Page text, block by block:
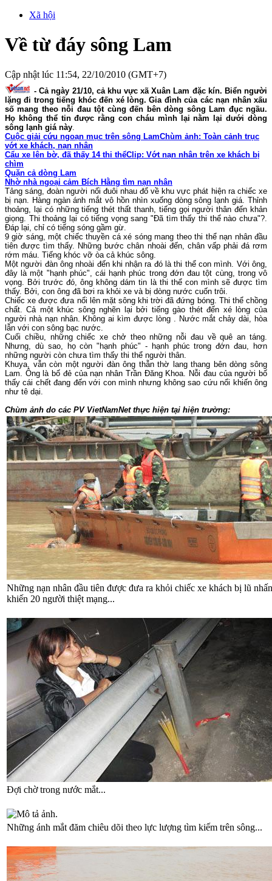
Xã hội
Về từ đáy sông Lam
Cập nhật lúc 11:54, 22/10/2010 (GMT+7)
- Cả ngày 21/10, cả khu vực xã Xuân Lam đặc kín. Biển người
lặng đi trong tiếng khóc đến xé lòng. Gia đình của các nạn nhân xấu
số mang theo nỗi đau tột cùng đến bên dòng sông Lam đục ngầu.
Họ không thể tin được rằng con cháu mình lại nằm lại dưới dòng
sông lạnh giá này
Cuộc giải cứu ngoạn mục trên sông LamChùm ảnh: Toàn cảnh trục
vớt xe khách, nạn nhân
Cẩu xe lên bờ, đã thấy 14 thi thểClip: Vớt nạn nhân trên xe khách bị
chìm
Quặn cả dòng Lam
Nhờ nhà ngoại cảm Bích Hằng tìm nạn nhân
Tảng sáng, đoàn người nối đuôi nhau đổ về khu vực phát hiện ra chiếc xe
bị nạn. Hàng ngàn ánh mắt vô hồn nhìn xuống dòng sông lạnh giá. Thỉnh
thoảng, lại có những tiếng thét thất thanh, tiếng gọi người thân đến khản
giọng. Thi thoảng lại có tiếng vọng sang "Đã tìm thấy thi thể nào chưa"?.
Đáp lại, chỉ có tiếng sóng gầm gừ.
9 giờ sáng, một chiếc thuyền cá xé sóng mang theo thi thể nạn nhân đầu
tiên được tìm thấy. Những bước chân nhoài đến, chân vấp phải đá rơm
rớm máu. Tiếng khóc vỡ òa cả khúc sông.
Một người đàn ông nhoài đến khi nhận ra đó là thi thể con mình. Với ông,
đây là một "hạnh phúc", cái hạnh phúc trong đớn đau tột cùng, trong vô
vọng. Bởi trước đó, ông không dám tin là thi thể con mình sẽ được tìm
thấy. Bởi, con ông đã bơi ra khỏi xe và bị dòng nước cuốn trôi.
Chiếc xe được đưa nổi lên mặt sông khi trời đã đứng bóng. Thi thể chồng
chất. Cả một khúc sông nghẽn lại bởi tiếng gào thét đến xé lòng của
người nhà nạn nhân. Không ai kìm được lòng . Nước mắt chảy dài, hòa
lẫn với con sông bạc nước.
Cuối chiều, những chiếc xe chở theo những nỗi đau về quê an táng.
Nhưng, dù sao, họ còn "hạnh phúc" - hạnh phúc trong đớn đau, hơn
những người còn chưa tìm thấy thi thể người thân.
Khuya, vẫn còn một người đàn ông thẫn thờ lang thang bên dòng sông
Lam. Ông là bố đẻ của nạn nhân Trần Đăng Khoa. Nỗi đau của người bố
thấy cái chết đang đến với con mình nhưng không sao cứu nổi khiến ông
như tê dại.
Chùm ảnh do các PV VietNamNet thực hiện tại hiện trường:
Những nạn nhân đầu tiên được đưa ra khỏi chiếc xe khách bị lũ
khiến 20 người thiệt mạng...
Đợi chờ trong nước mắt...
Những ánh mắt đăm chiêu dõi theo lực lượng tìm kiếm trên sông...